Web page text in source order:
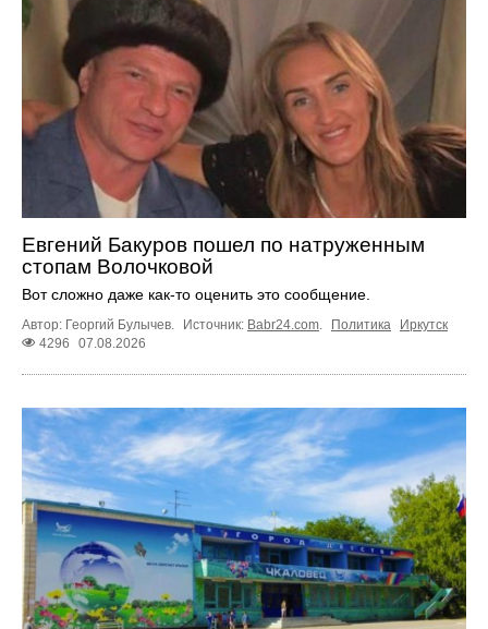
Евгений Бакуров пошел по натруженным
стопам Волочковой
Вот сложно даже как-то оценить это сообщение.
Автор: Георгий Булычев. Источник: Babr24.com. Политика
Иркутск
4296
07.08.2026